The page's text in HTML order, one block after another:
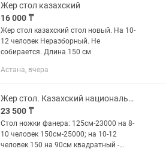
Жер стол казахский
16 000 ₸
Жер стол казахский стол новый. На 10-
12 человек Неразборный. Не
собирается. Длина 150 см
Астана, вчера
Жер стол. Казахский национальный стол. Круглый стол. Доставка. Самовывоз.
23 500 ₸
Стол ножки фанера: 125см-23000 на 8-
10 человек 150см-25000; на 10-12
человек 150 на 90см квадратный -